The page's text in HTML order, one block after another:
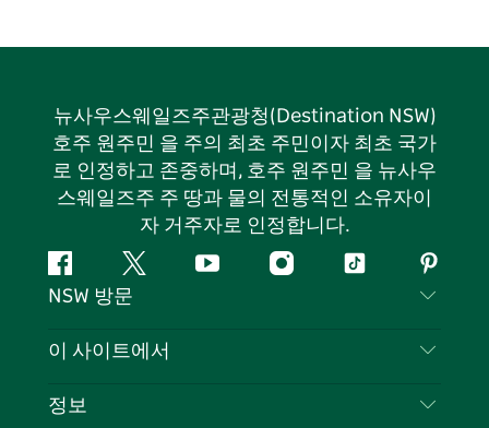
뉴사우스웨일즈주관광청(Destination NSW)
호주 원주민 을 주의 최초 주민이자 최초 국가
로 인정하고 존중하며, 호주 원주민 을 뉴사우
스웨일즈주 주 땅과 물의 전통적인 소유자이
자 거주자로 인정합니다.
페
이
북
지
다
유
인
틱
핀
터
스
NSW 방문
문의하기
이 사이트에서
목적지
정보